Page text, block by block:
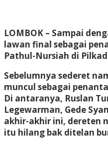
LOMBOK – Sampai
lawan final sebagai
Pathul-Nursiah di
Sebelumnya sederet
muncul sebagai
Di antaranya, Ruslan
Legewarman, Gede
akhir-akhir ini, dereten
itu hilang bak ditelan